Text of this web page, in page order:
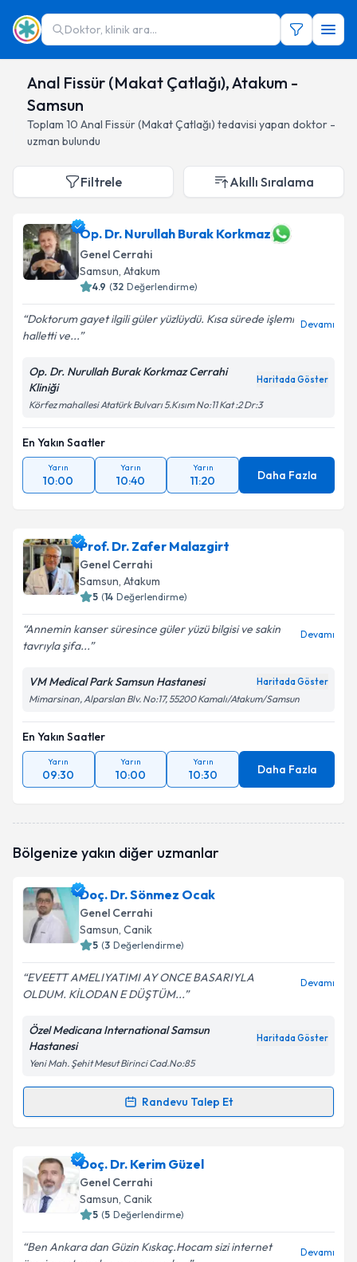
Doktor, klinik ara...
Anal Fissür (Makat Çatlağı), Atakum -
Samsun
Toplam 10 Anal Fissür (Makat Çatlağı) tedavisi yapan doktor -
uzman bulundu
Filtrele Akıllı Sıralama
Op. Dr. Nurullah Burak Korkmaz
Genel Cerrahi
Samsun, Atakum
4.9 (32 Değerlendirme)
Doktorum gayet ilgili güler yüzlüydü. Kısa sürede işlemi
halletti ve...
Devamı
Op. Dr. Nurullah Burak Korkmaz Cerrahi
Kliniği
Haritada Göster
Körfez mahallesi Atatürk Bulvarı 5.Kısım No:11 Kat :2 Dr:3
En Yakın Saatler
Yarın
10:00
Yarın
10:40
Yarın
11:20 Daha Fazla
Prof. Dr. Zafer Malazgirt
Genel Cerrahi
Samsun, Atakum
5 (14 Değerlendirme)
Annemin kanser süresince güler yüzü bilgisi ve sakin
tavrıyla şifa...
Devamı
VM Medical Park Samsun Hastanesi Haritada Göster
Mimarsinan, Alparslan Blv. No:17, 55200 Kamalı/Atakum/Samsun
En Yakın Saatler
Yarın
09:30
Yarın
10:00
Yarın
10:30 Daha Fazla
Bölgenize yakın diğer uzmanlar
Doç. Dr. Sönmez Ocak
Genel Cerrahi
Samsun, Canik
5 (3 Değerlendirme)
EVEETT AMELIYATIMI AY ONCE BASARIYLA
OLDUM. KİLODAN E DÜŞTÜM...
Devamı
Özel Medicana International Samsun
Hastanesi
Haritada Göster
Yeni Mah. Şehit Mesut Birinci Cad.No:85
Randevu Talep Et
Randevu Takvimi Talebi
Doç. Dr. Sönmez Ocakiçin randevu takvimi talebi
oluşturun. Size bu uzmandan randevu almanız için bir
takvim hazırlandığında e-posta ile bilgilendireceğiz.
Doç. Dr. Kerim Güzel
Genel Cerrahi
Samsun, Canik
5 (5 Değerlendirme)
Ben Ankara dan Güzin Kıskaç.Hocam sizi internet
Devamı